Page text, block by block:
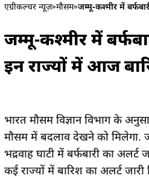
एग्रीकल्चर न्यूज़»मौसम»जम्मू-कश्मीर में
जम्मू-कश्मीर में
इन राज्यों में आज
भारत मौसम विज्ञान विभाग के
मौसम में बदलाव देखने को मिलेगा.
भद्रवाह घाटी में बर्फबारी का
कई राज्यों में बारिश का अलर्ट जारी